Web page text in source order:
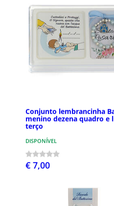
Conjunto lembrancinha
menino dezena quadro e
terço
DISPONÍVEL
€ 7,00